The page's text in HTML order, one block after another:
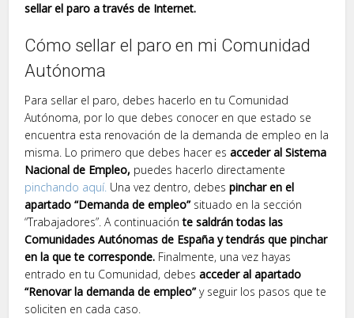
sellar el paro a través de Internet.
Cómo sellar el paro en mi Comunidad
Autónoma
Para sellar el paro, debes hacerlo en tu Comunidad
Autónoma, por lo que debes conocer en que estado se
encuentra esta renovación de la demanda de empleo en la
misma. Lo primero que debes hacer esacceder al Sistema
Nacional de Empleo, puedes hacerlo directamente
pinchando aquí. Una vez dentro, debespinchar en el
apartado “Demanda de empleo” situado en la sección
“Trabajadores”. A continuaciónte saldrán todas las
Comunidades Autónomas de España y tendrás que pinchar
en la que te corresponde. Finalmente, una vez hayas
entrado en tu Comunidad, debesacceder al apartado
“Renovar la demanda de empleo”y seguir los pasos que te
soliciten en cada caso.